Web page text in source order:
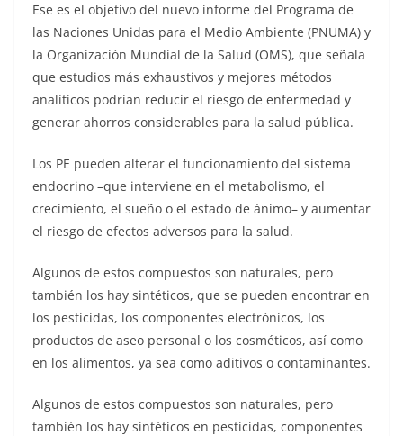
Ese es el objetivo del nuevo informe del Programa de
las Naciones Unidas para el Medio Ambiente (PNUMA) y
la Organización Mundial de la Salud (OMS), que señala
que estudios más exhaustivos y mejores métodos
analíticos podrían reducir el riesgo de enfermedad y
generar ahorros considerables para la salud pública.
Los PE pueden alterar el funcionamiento del sistema
endocrino –que interviene en el metabolismo, el
crecimiento, el sueño o el estado de ánimo– y aumentar
el riesgo de efectos adversos para la salud.
Algunos de estos compuestos son naturales, pero
también los hay sintéticos, que se pueden encontrar en
los pesticidas, los componentes electrónicos, los
productos de aseo personal o los cosméticos, así como
en los alimentos, ya sea como aditivos o contaminantes.
Algunos de estos compuestos son naturales, pero
también los hay sintéticos en pesticidas, componentes